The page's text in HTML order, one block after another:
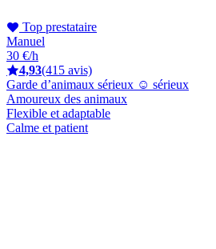
Top prestataire
Manuel
30 €/h
4,93(415 avis)
Garde d’animaux sérieux ☺️ sérieux
Amoureux des animaux
Flexible et adaptable
Calme et patient